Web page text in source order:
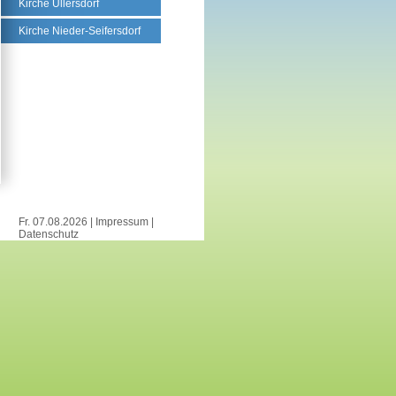
Kirche Ullersdorf
Kirche Nieder-Seifersdorf
Fr. 07.08.2026 | Impressum
Datenschutz